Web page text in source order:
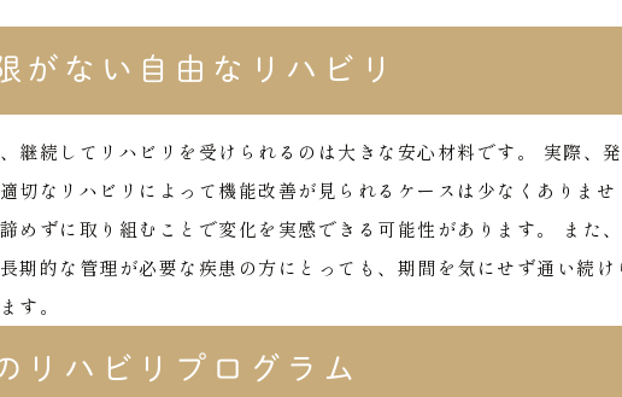
がない自由なリハビリ
継続してリハビリを受けられるのは大きな安心材料です。
実際、発
切なリハビリによって機能改善が見られるケースは少なくありませ
めずに取り組むことで変化を実感できる可能性があります。
また、
期的な管理が必要な疾患の方にとっても、期間を気にせず通い続け
す。
リハビリプログラム